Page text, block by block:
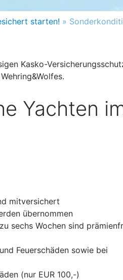
starten! »
Kasko-
Yachten
mitversichert
übernommen
sechs Wochen sind
Feuerschäden sowie bei
(nur EUR 100,-)